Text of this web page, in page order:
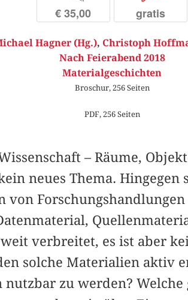
€ 35,00 gratis
Hagner (Hg.), Christoph
Nach Feierabend 2018
Materialgeschichten
Broschur, 256 Seiten
PDF, 256 Seiten
– Räume,
neues Thema. Hingegen
von
verbreitet, es ist aber
solche Materialien aktiv
nutzbar zu werden?